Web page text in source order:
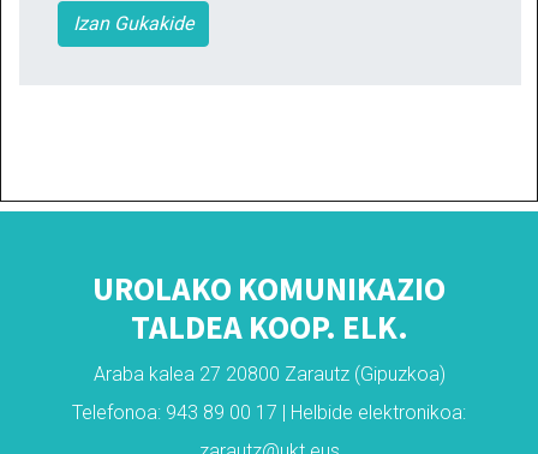
Izan Gukakide
UROLAKO KOMUNIKAZIO
TALDEA KOOP. ELK.
Araba kalea 27 20800 Zarautz (Gipuzkoa)
Telefonoa: 943 89 00 17 | Helbide elektronikoa: